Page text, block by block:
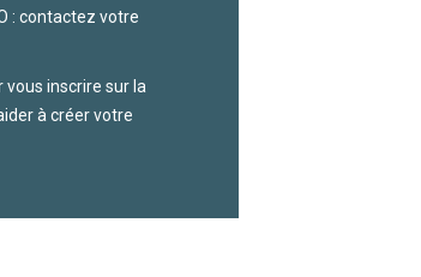
: contactez votre
inscrire sur la
à créer votre